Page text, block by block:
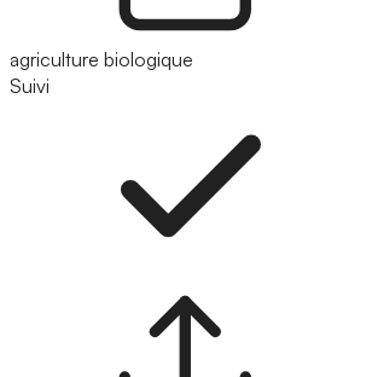
agriculture biologique
Suivi